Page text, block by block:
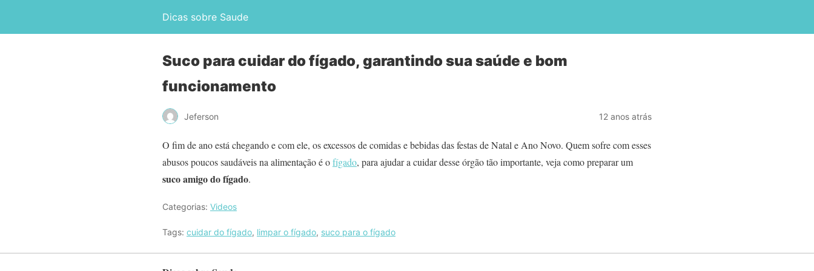
Dicas sobre Saude
Suco para cuidar do fígado, garantindo sua saúde e bom
funcionamento
Jeferson 12 anos atrás
O fim de ano está chegando e com ele, os excessos de comidas e bebidas das festas de Natal e Ano Novo. Quem sofre com esses
abusos poucos saudáveis na alimentação é ofígado, para ajudar a cuidar desse órgão tão importante, veja como preparar um
suco amigo do fígado.
Categorias: Videos
Tags: cuidar do fígado, limpar o fígado, suco para o fígado